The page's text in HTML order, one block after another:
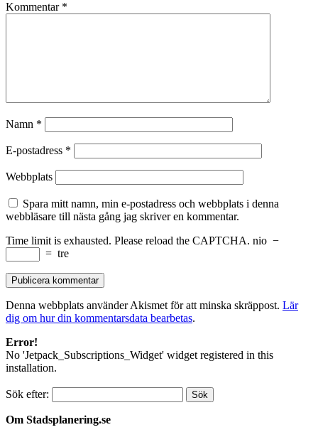
Kommentar *
Namn *
E-postadress *
Webbplats
Spara mitt namn, min e-postadress och webbplats i denna
webbläsare till nästa gång jag skriver en kommentar.
Time limit is exhausted. Please reload the CAPTCHA. nio −
= tre
Denna webbplats använder Akismet för att minska skräppost. Lär
dig om hur din kommentarsdata bearbetas.
Error!
No 'Jetpack_Subscriptions_Widget' widget registered in this
installation.
Sök efter:
Om Stadsplanering.se